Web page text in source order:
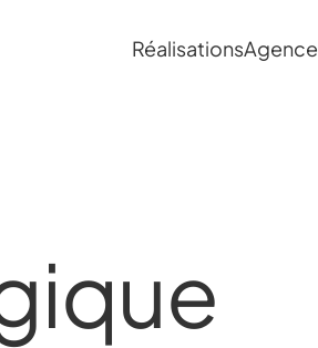
RéalisationsAgence